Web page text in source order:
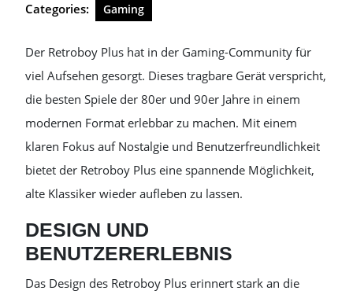
Categories: Gaming
Der Retroboy Plus hat in der Gaming-Community für
viel Aufsehen gesorgt. Dieses tragbare Gerät verspricht,
die besten Spiele der 80er und 90er Jahre in einem
modernen Format erlebbar zu machen. Mit einem
klaren Fokus auf Nostalgie und Benutzerfreundlichkeit
bietet der Retroboy Plus eine spannende Möglichkeit,
alte Klassiker wieder aufleben zu lassen.
DESIGN UND
BENUTZERERLEBNIS
Das Design des Retroboy Plus erinnert stark an die